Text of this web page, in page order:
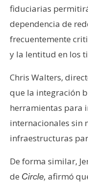
i
d
a
d
fiduciarias
dependencia de
frecuentemente
y la lentitud en los
Chris Walters,
que la integración
herramientas para
internacionales sin
infraestructuras
De forma similar,
de Circle, afirmó